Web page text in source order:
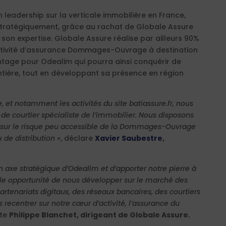
leadership sur la verticale immobilière en France,
grâce au rachat de Globale Assure
expertise. Globale Assure réalise par ailleurs 90%
d’assurance Dommages-Ouvrage à destination
pour Odealim qui pourra ainsi conquérir de
tout en développant sa présence en région
et notamment les activités du site batiassure.fr, nous
courtier spécialiste de l’immobilier. Nous disposons
le risque peu accessible de la Dommages-Ouvrage
de distribution », déclare Xavier Saubestre,
axe stratégique d’Odealim et d’apporter notre pierre à
opportunité de nous développer sur le marché des
digitaux, des réseaux bancaires, des courtiers
recentrer sur notre cœur d’activité, l’assurance du
Philippe Blanchet, dirigeant de Globale Assure.